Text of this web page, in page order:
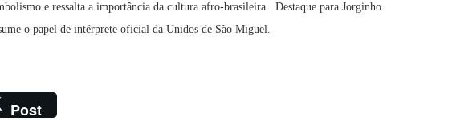
e ressalta a importância da cultura afro-brasileira. Destaque para Jorginho
o papel de intérprete oficial da Unidos de São Miguel.
Post